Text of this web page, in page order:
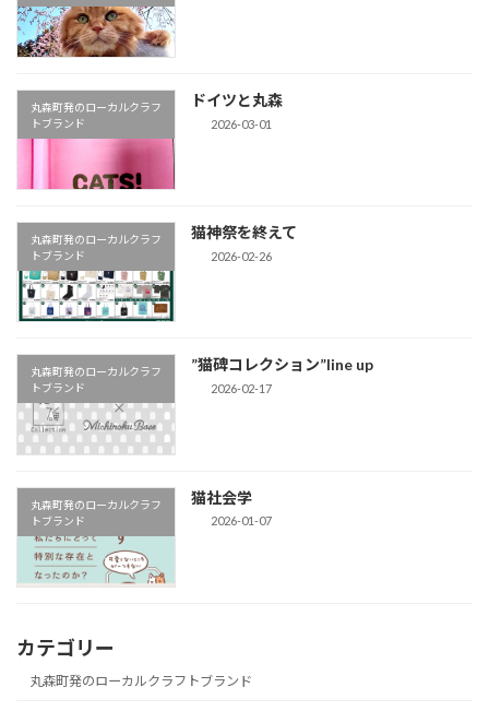
丸森町発のローカルクラフ
トブランド
ドイツと丸森
2026-03-01
丸森町発のローカルクラフ
トブランド
猫神祭を終えて
2026-02-26
丸森町発のローカルクラフ
トブランド
”猫碑コレクション”line up
2026-02-17
丸森町発のローカルクラフ
トブランド
猫社会学
2026-01-07
カテゴリー
丸森町発のローカルクラフトブランド